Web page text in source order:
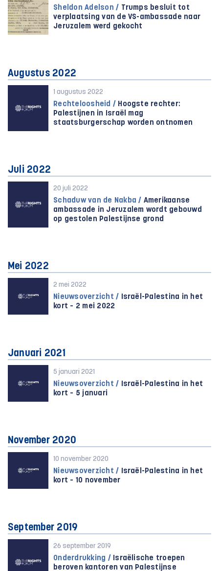
Sheldon Adelson / Trumps besluit tot
verplaatsing van de VS-ambassade naar
Jeruzalem werd gekocht
Augustus 2022
1 augustus 2022
Rechteloosheid / Hoogste rechter:
Palestijnen in Israël mag
staatsburgerschap worden ontnomen
Juli 2022
20 juli 2022
Schaduw van de Nakba / Amerikaanse
ambassade in Jeruzalem wordt gebouwd
op gestolen Palestijnse grond
Mei 2022
2 mei 2022
Nieuwsoverzicht / Israël-Palestina in het
kort – 2 mei 2022
Januari 2021
5 januari 2021
Nieuwsoverzicht / Israël-Palestina in het
kort – 5 januari
November 2020
10 november 2020
Nieuwsoverzicht / Israël-Palestina in het
kort – 10 november
September 2019
26 september 2019
Onderdrukking / Israëlische troepen
beroven kantoren van Palestijnse